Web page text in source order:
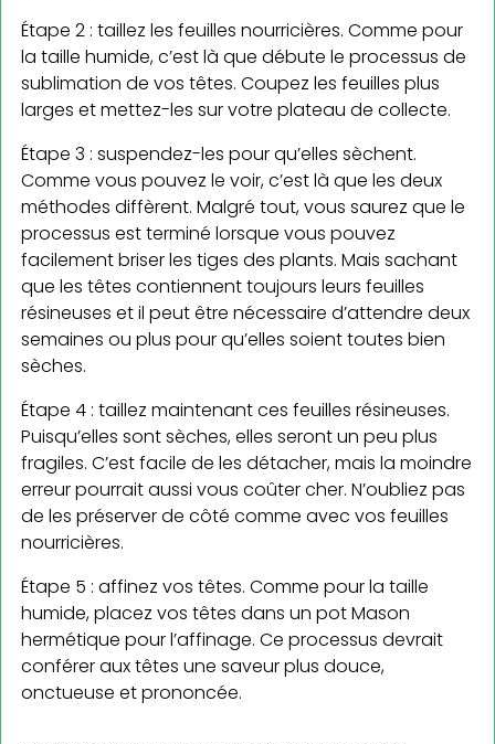
Étape 2 : taillez les feuilles nourricières. Comme pour
la taille humide, c’est là que débute le processus de
sublimation de vos têtes. Coupez les feuilles plus
larges et mettez-les sur votre plateau de collecte.
Étape 3 : suspendez-les pour qu’elles sèchent.
Comme vous pouvez le voir, c’est là que les deux
méthodes diffèrent. Malgré tout, vous saurez que le
processus est terminé lorsque vous pouvez
facilement briser les tiges des plants. Mais sachant
que les têtes contiennent toujours leurs feuilles
résineuses et il peut être nécessaire d’attendre deux
semaines ou plus pour qu’elles soient toutes bien
sèches.
Étape 4 : taillez maintenant ces feuilles résineuses.
Puisqu’elles sont sèches, elles seront un peu plus
fragiles. C’est facile de les détacher, mais la moindre
erreur pourrait aussi vous coûter cher. N’oubliez pas
de les préserver de côté comme avec vos feuilles
nourricières.
Étape 5 : affinez vos têtes. Comme pour la taille
humide, placez vos têtes dans un pot Mason
hermétique pour l’affinage. Ce processus devrait
conférer aux têtes une saveur plus douce,
onctueuse et prononcée.